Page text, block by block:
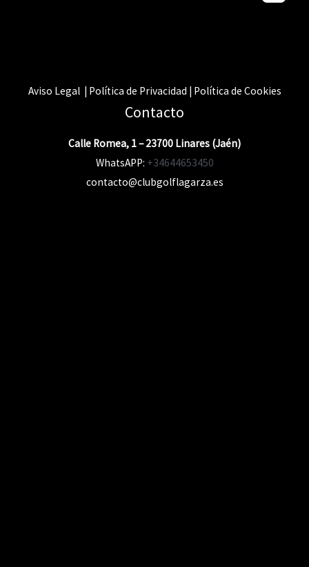
Aviso Legal | Política de Privacidad | Política de Cookies
Contacto
Calle Romea, 1 – 23700 Linares (Jaén)
WhatsAPP: +34644653450
contacto@clubgolflagarza.es